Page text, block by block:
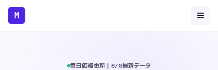
M
毎日価格更新｜8/8最新データ